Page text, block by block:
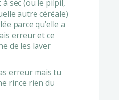
sec (ou le pilpil,
autre céréale)
parce qu’elle a
erreur et ce
de les laver
erreur mais tu
rince rien du